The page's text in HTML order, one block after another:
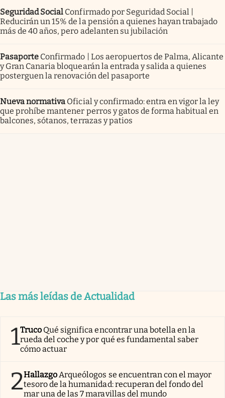
Seguridad Social Confirmado por Seguridad Social |
Reducirán un 15% de la pensión a quienes hayan trabajado
más de 40 años, pero adelanten su jubilación
Pasaporte Confirmado | Los aeropuertos de Palma, Alicante
y Gran Canaria bloquearán la entrada y salida a quienes
posterguen la renovación del pasaporte
Nueva normativa Oficial y confirmado: entra en vigor la ley
que prohíbe mantener perros y gatos de forma habitual en
balcones, sótanos, terrazas y patios
Las más leídas de Actualidad
1Truco Qué significa encontrar una botella en la
rueda del coche y por qué es fundamental saber
cómo actuar
2Hallazgo Arqueólogos se encuentran con el mayor
tesoro de la humanidad: recuperan del fondo del
mar una de las 7 maravillas del mundo